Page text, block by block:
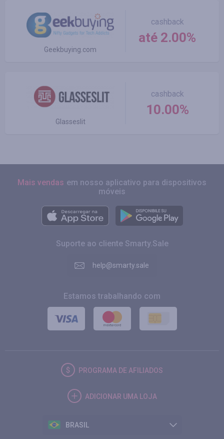
Geekbuying.com
cashback
até 2.00%
Glasseslit
cashback
10.00%
Mais vendas em nosso aplicativo para dispositivos
móveis
Suporte ao cliente Smarty.Sale
help@smarty.sale
Estamos trabalhando com
PROGRAMA DE AFILIADOS
ADICIONAR UMA LOJA
BRASIL